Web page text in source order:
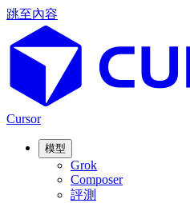
跳至內容
Cursor
模型
Grok
Composer
評測